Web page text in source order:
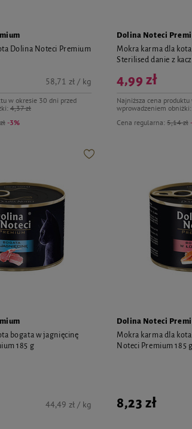
Dolina Noteci Premium
-3%
w okresie 30 dni przed
4,37 zł
58,71 zł / kg
Dolina Noteci
Mokra karma dla
Sterilised danie z
Cena regularna: 5,14 zł
4,99 zł
Najniższa cena
wprowadzeniem obniżki:
bogata w jagnięcinę
185 g
44,49 zł / kg
Dolina Noteci
Mokra karma dla
Noteci Premium 185 g
8,23 zł